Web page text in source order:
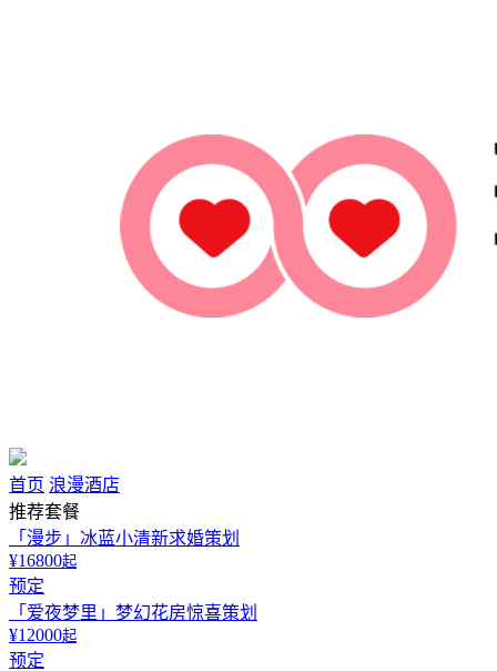
首页 浪漫酒店
推荐套餐
「漫步」冰蓝小清新求婚策划
¥16800起
预定
「爱夜梦里」梦幻花房惊喜策划
¥12000起
预定